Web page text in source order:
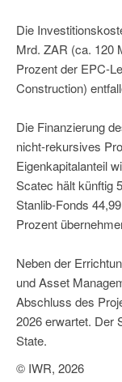
Die
Mrd. ZAR (ca. 120
Prozent der EPC-
Construction)
Die Finanzierung
nicht-rekursives
Eigenkapitalanteil
Scatec hält künftig
Stanlib-Fonds
Prozent
Neben der
und Asset
Abschluss des
2026 erwartet. Der
State.
© IWR, 2026